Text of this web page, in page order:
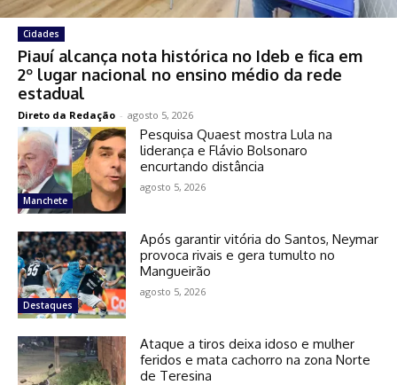
Cidades
Piauí alcança nota histórica no Ideb e fica em
2º lugar nacional no ensino médio da rede
estadual
Direto da Redação - agosto 5, 2026
Manchete
Pesquisa Quaest mostra Lula na
liderança e Flávio Bolsonaro
encurtando distância
agosto 5, 2026
Destaques
Após garantir vitória do Santos, Neymar
provoca rivais e gera tumulto no
Mangueirão
agosto 5, 2026
Ataque a tiros deixa idoso e mulher
feridos e mata cachorro na zona Norte
de Teresina